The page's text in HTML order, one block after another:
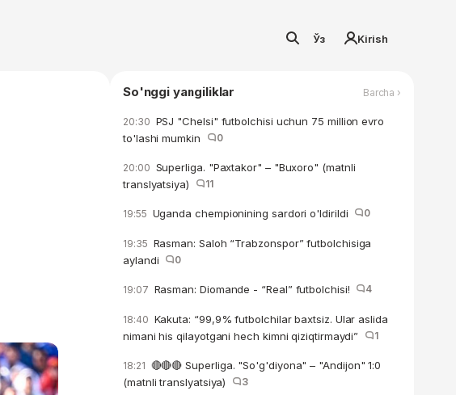
Ўз Kirish
So'nggi yangiliklar Barcha ›
20:30 PSJ "Chelsi" futbolchisi uchun 75 million evro
to'lashi mumkin
0
20:00 Superliga. "Paxtakor" – "Buxoro" (matnli
translyatsiya)
11
19:55 Uganda chempionining sardori o'ldirildi 0
19:35 Rasman: Saloh “Trabzonspor” futbolchisiga
aylandi
0
19:07 Rasman: Diomande - “Real” futbolchisi! 4
18:40 Kakuta: “99,9% futbolchilar baxtsiz. Ular aslida
nimani his qilayotgani hech kimni qiziqtirmaydi”
1
18:21 🔴🔴🔴 Superliga. "So'g'diyona" – "Andijon" 1:0
(matnli translyatsiya)
3